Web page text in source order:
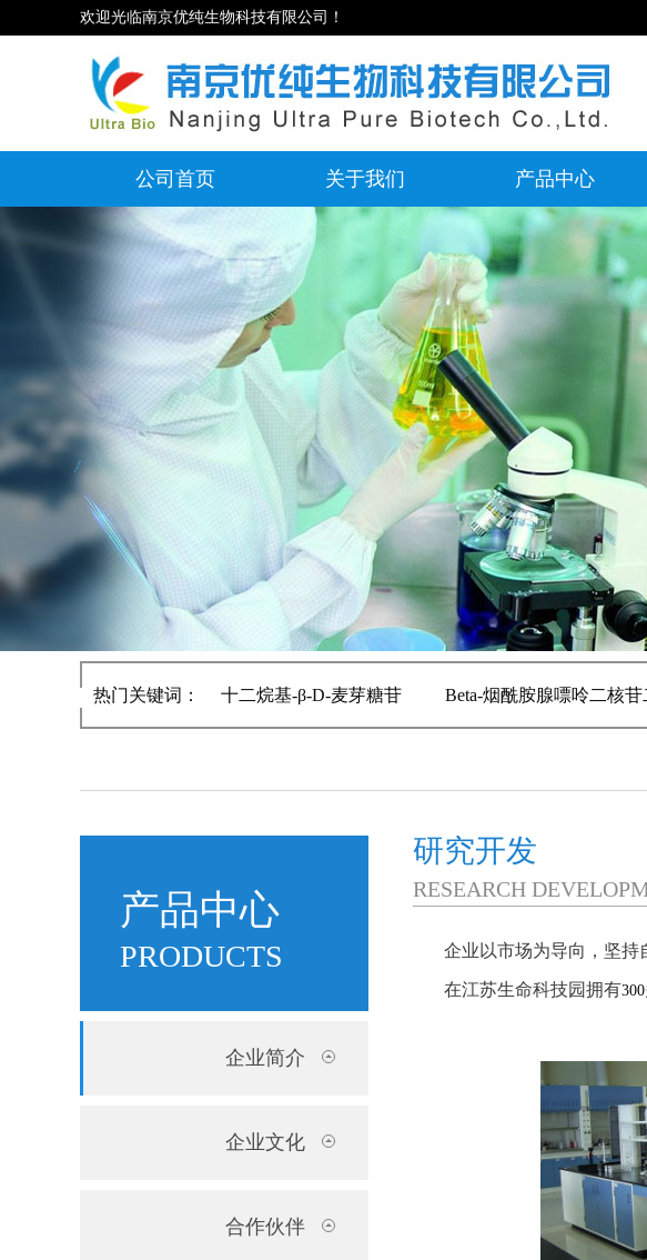
欢迎光临南京优纯生物科技有限公司！
公司首页 关于我们 产品中心
热门关键词： 十二烷基-β-D-麦芽糖苷 Beta-烟酰胺腺嘌呤二核苷
产品中心
PRODUCTS
企业简介
企业文化
合作伙伴
研究开发
RESEARCH
企业以市场为导向，坚持
在江苏生命科技园拥有300